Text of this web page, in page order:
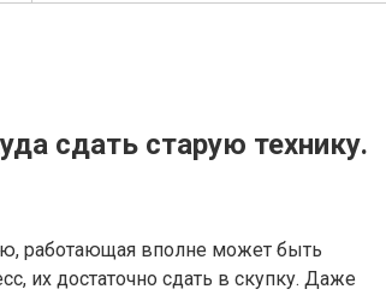
сдать старую технику.
работающая вполне может быть
их достаточно сдать в скупку. Даже